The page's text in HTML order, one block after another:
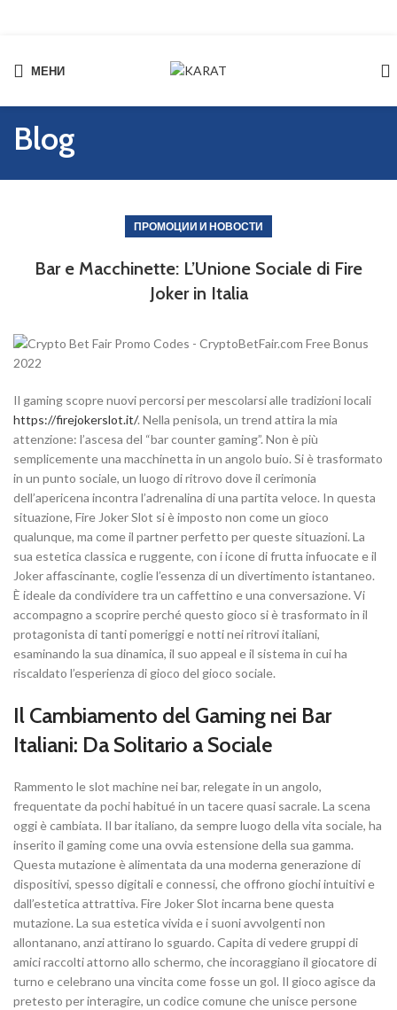
МЕНИ
Blog
ПРОМОЦИИ И НОВОСТИ
Bar e Macchinette: L’Unione Sociale di Fire
Joker in Italia
Il gaming scopre nuovi percorsi per mescolarsi alle tradizioni locali
https://firejokerslot.it/. Nella penisola, un trend attira la mia
attenzione: l’ascesa del “bar counter gaming”. Non è più
semplicemente una macchinetta in un angolo buio. Si è trasformato
in un punto sociale, un luogo di ritrovo dove il cerimonia
dell’apericena incontra l’adrenalina di una partita veloce. In questa
situazione, Fire Joker Slot si è imposto non come un gioco
qualunque, ma come il partner perfetto per queste situazioni. La
sua estetica classica e ruggente, con i icone di frutta infuocate e il
Joker affascinante, coglie l’essenza di un divertimento istantaneo.
È ideale da condividere tra un caffettino e una conversazione. Vi
accompagno a scoprire perché questo gioco si è trasformato in il
protagonista di tanti pomeriggi e notti nei ritrovi italiani,
esaminando la sua dinamica, il suo appeal e il sistema in cui ha
riscaldato l’esperienza di gioco del gioco sociale.
Il Cambiamento del Gaming nei Bar
Italiani: Da Solitario a Sociale
Rammento le slot machine nei bar, relegate in un angolo,
frequentate da pochi habitué in un tacere quasi sacrale. La scena
oggi è cambiata. Il bar italiano, da sempre luogo della vita sociale, ha
inserito il gaming come una ovvia estensione della sua gamma.
Questa mutazione è alimentata da una moderna generazione di
dispositivi, spesso digitali e connessi, che offrono giochi intuitivi e
dall’estetica attrattiva. Fire Joker Slot incarna bene questa
mutazione. La sua estetica vivida e i suoni avvolgenti non
allontanano, anzi attirano lo sguardo. Capita di vedere gruppi di
amici raccolti attorno allo schermo, che incoraggiano il giocatore di
turno e celebrano una vincita come fosse un gol. Il gioco agisce da
pretesto per interagire, un codice comune che unisce persone